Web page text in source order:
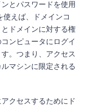
とパスワードを使用
使えば、ドメインコ
ドメインに対する権
ンピュータにログイ
。つまり、アクセス
マシンに限定される
クセスするためにド